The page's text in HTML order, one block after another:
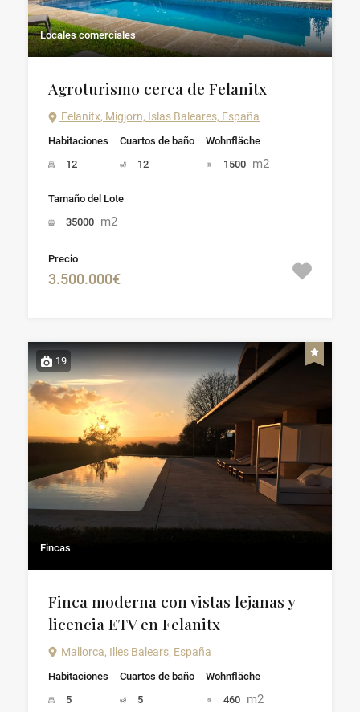
Locales comerciales
Agroturismo cerca de Felanitx
Felanitx, Migjorn, Islas Baleares, España
Habitaciones
12
Cuartos de baño
12
Wohnfläche
1500 m2
Tamaño del Lote
35000 m2
Precio
3.500.000€
19
Fincas
Finca moderna con vistas lejanas y
licencia ETV en Felanitx
Mallorca, Illes Balears, España
Habitaciones
5
Cuartos de baño
5
Wohnfläche
460 m2